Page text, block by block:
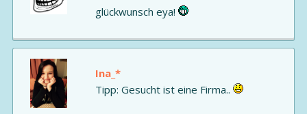
glückwunsch eya!
Ina_*
Tipp: Gesucht ist eine Firma..